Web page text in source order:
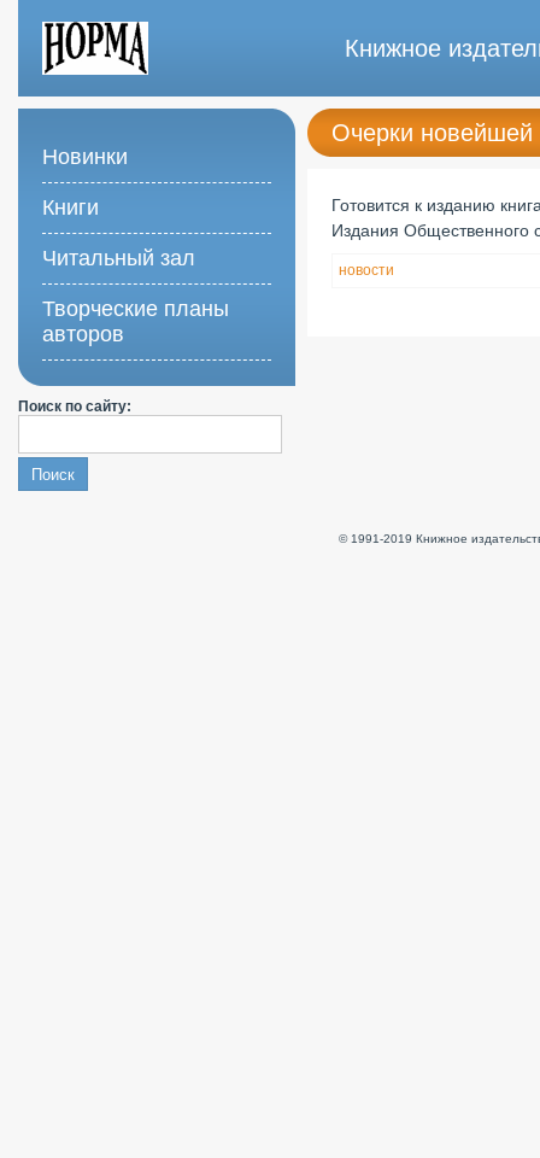
Книжное
Очерки новейшей
Готовится к изданию
Издания
новости
Новинки
Книги
Читальный зал
Творческие планы
авторов
Поиск по сайту:
© 1991-2019 Книжное